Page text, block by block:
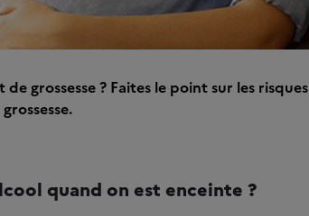
grossesse ? Faites le point sur les risques
quand on est enceinte ?